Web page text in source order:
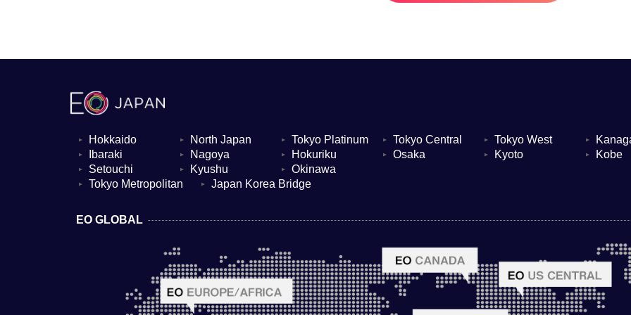
▼ Hokkaido ▼ North Japan ▼ Tokyo Platinum ▼ Tokyo Central ▼ Tokyo West ▼
▼ Ibaraki ▼ Nagoya ▼ Hokuriku ▼ Osaka ▼ Kyoto ▼ Kobe
▼ Setouchi ▼ Kyushu ▼ Okinawa
▼ Tokyo Metropolitan ▼ Japan Korea Bridge
EO GLOBAL